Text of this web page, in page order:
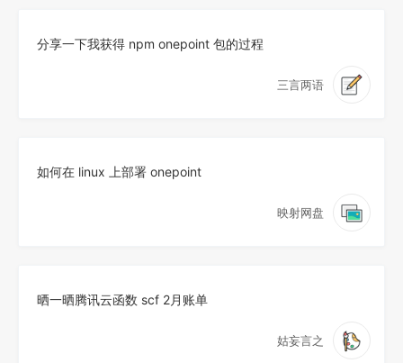
分享一下我获得 npm onepoint 包的过程
三言两语
如何在 linux 上部署 onepoint
映射网盘
晒一晒腾讯云函数 scf 2月账单
姑妄言之